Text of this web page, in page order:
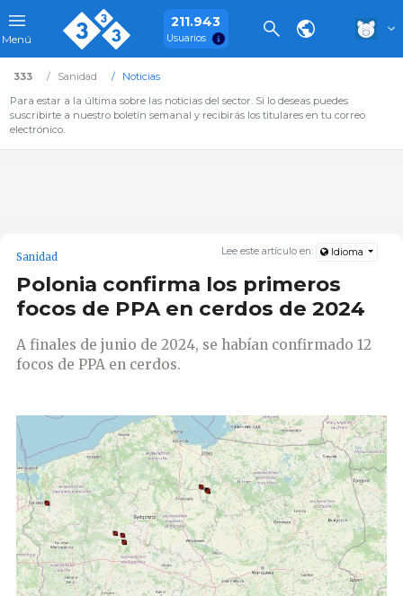
Menú
211.943
Usuarios
333 Sanidad
Noticias
Para estar a la última sobre las noticias del sector. Si lo deseas puedes
suscribirte a nuestro boletín semanal y recibirás los titulares en tu correo
electrónico.
Lee este artículo en: Idioma
Sanidad
Polonia confirma los primeros
focos de PPA en cerdos de 2024
A finales de junio de 2024, se habían confirmado 12
focos de PPA en cerdos.